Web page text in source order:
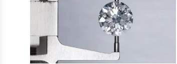
diamante